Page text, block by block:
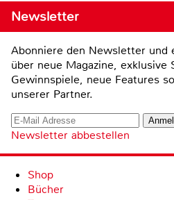
Newsletter
Abonniere den Newsletter und
über neue Magazine, exklusive
Gewinnspiele, neue Features
unserer Partner.
Newsletter abbestellen
Shop
Bücher